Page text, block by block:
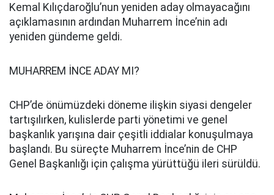
Kemal Kılıçdaroğlu’nun yeniden aday olmayacağını
açıklamasının ardından Muharrem İnce’nin adı
yeniden gündeme geldi.
MUHARREM İNCE ADAY MI?
CHP’de önümüzdeki döneme ilişkin siyasi dengeler
tartışılırken, kulislerde parti yönetimi ve genel
başkanlık yarışına dair çeşitli iddialar konuşulmaya
başlandı. Bu süreçte Muharrem İnce’nin de CHP
Genel Başkanlığı için çalışma yürüttüğü ileri sürüldü.